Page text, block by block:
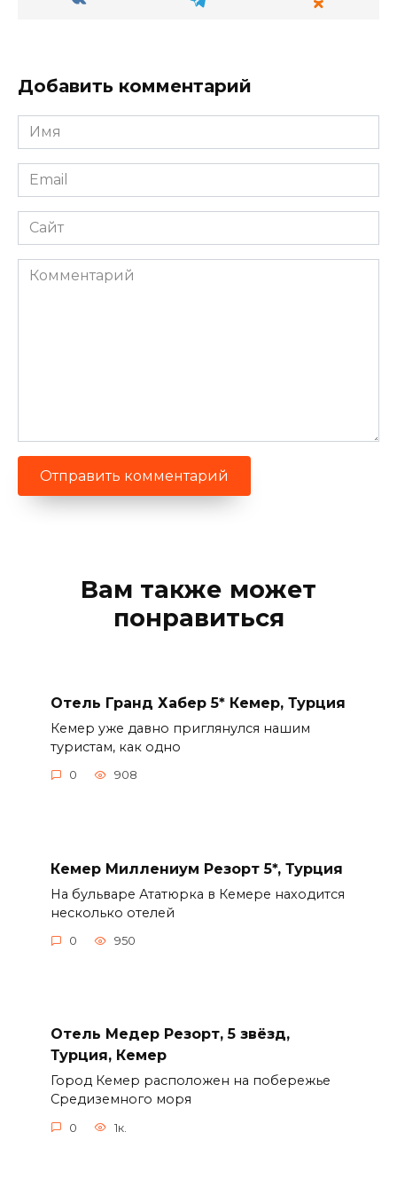
Добавить комментарий
Имя
*
Email
*
Сайт
Комментарий
Вам также может
понравиться
Отель Гранд Хабер 5* Кемер, Турция
Кемер уже давно приглянулся нашим
туристам, как одно
0 908
Кемер Миллениум Резорт 5*, Турция
На бульваре Ататюрка в Кемере находится
несколько отелей
0 950
Отель Медер Резорт, 5 звёзд,
Турция, Кемер
Город Кемер расположен на побережье
Средиземного моря
0 1к.